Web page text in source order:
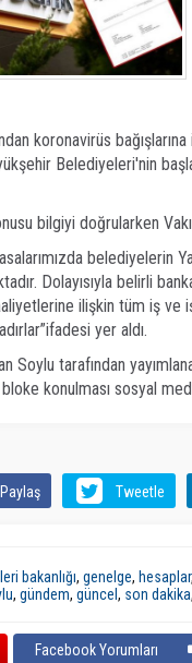
koronavirüs
Belediyeleri'nin
bilgiyi doğrularken
belediyelerin
Dolayısıyla belirli
ilişkin tüm iş ve
yer aldı.
Soylu tarafından
konulması sosyal
Tweetle
bakanlığı, genelge, hesaplar,
, gündem, güncel , son dakika,
Facebook Yorumları